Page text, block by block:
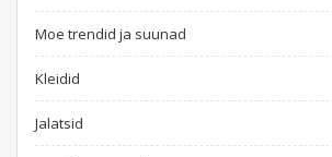
Moe trendid ja suunad
Kleidid
Jalatsid